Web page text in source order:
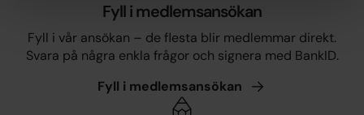
Fyll i medlemsansökan
Fyll i vår ansökan – de flesta blir medlemmar direkt.
Svara på några enkla frågor och signera med BankID.
Fyll i medlemsansökan